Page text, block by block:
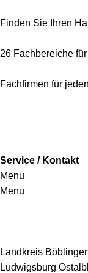
Finden Sie Ihren
26 Fachbereiche
Fachfirmen für
Service / Kontakt
Menu
Menu
Landkreis
Ludwigsburg